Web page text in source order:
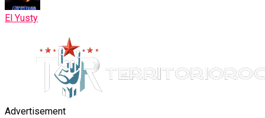
El Yusty
Advertisement